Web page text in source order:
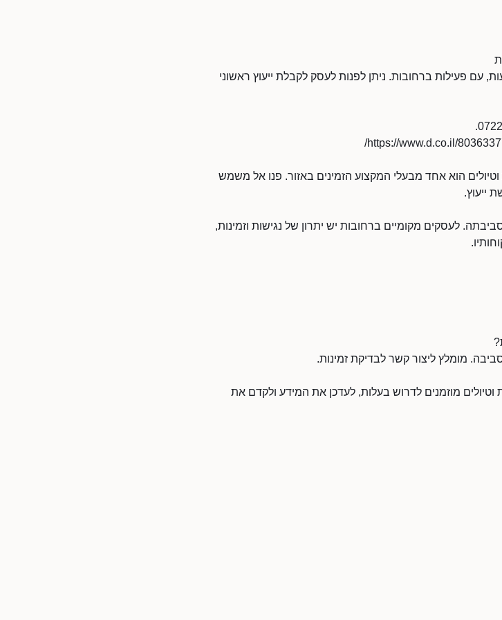
עם פעילות ברחובות. ניתן לפנות לעסק לקבלת ייעוץ ראשוני
הוא אחד מבעלי המקצוע הזמינים באזור. פנו אל משמש
ייעוץ.
לעסקים מקומיים ברחובות יש יתרון של נגישות וזמינות,
מומלץ ליצור קשר לבדיקת זמינות.
מוזמנים לדרוש בעלות, לעדכן את המידע ולקדם את